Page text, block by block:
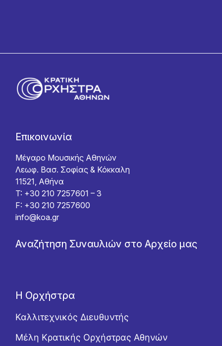
Επικοινωνία
Μέγαρο Μουσικής Αθηνών
Λεωφ. Βασ. Σοφίας & Κόκκαλη
11521, Αθήνα
T: +30 210 7257601 – 3
F: +30 210 7257600
info@koa.gr
Αναζήτηση Συναυλιών στο Αρχείο μας
Η Ορχήστρα
Καλλιτεχνικός Διευθυντής
Μέλη Κρατικής Ορχήστρας Αθηνών